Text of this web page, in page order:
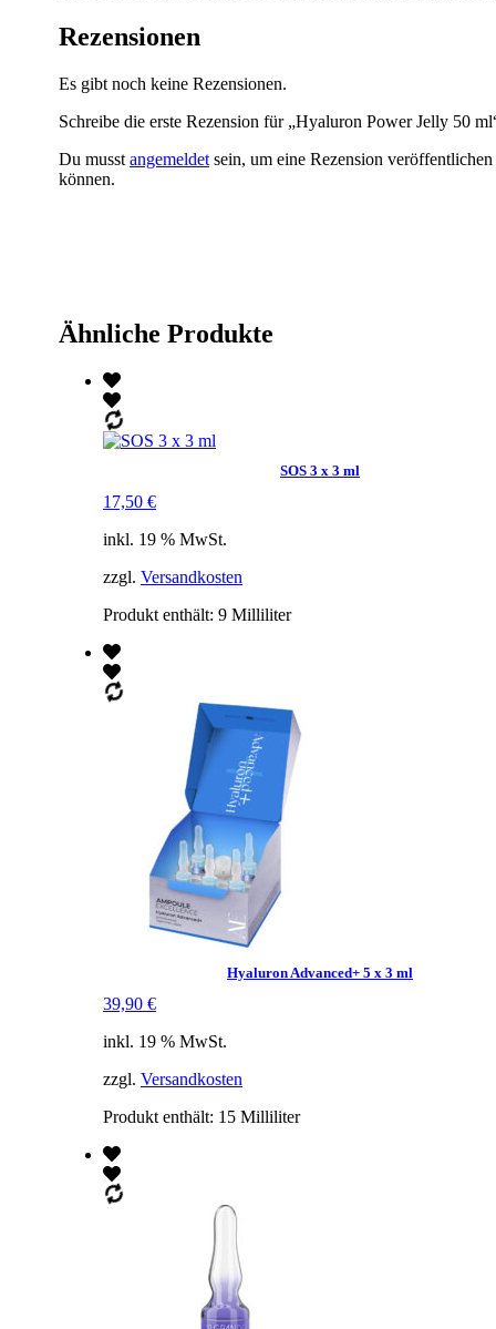
Rezensionen
Es gibt noch keine Rezensionen.
Schreibe die erste Rezension für „Hyaluron Power Jelly 50
Du musst angemeldet sein, um eine Rezension veröffentlichen
können.
Ähnliche Produkte
SOS 3 x 3 ml
17,50 €
inkl. 19 % MwSt.
zzgl. Versandkosten
Produkt enthält: 9 Milliliter
Hyaluron Advanced+ 5 x 3 ml
39,90 €
inkl. 19 % MwSt.
zzgl. Versandkosten
Produkt enthält: 15 Milliliter